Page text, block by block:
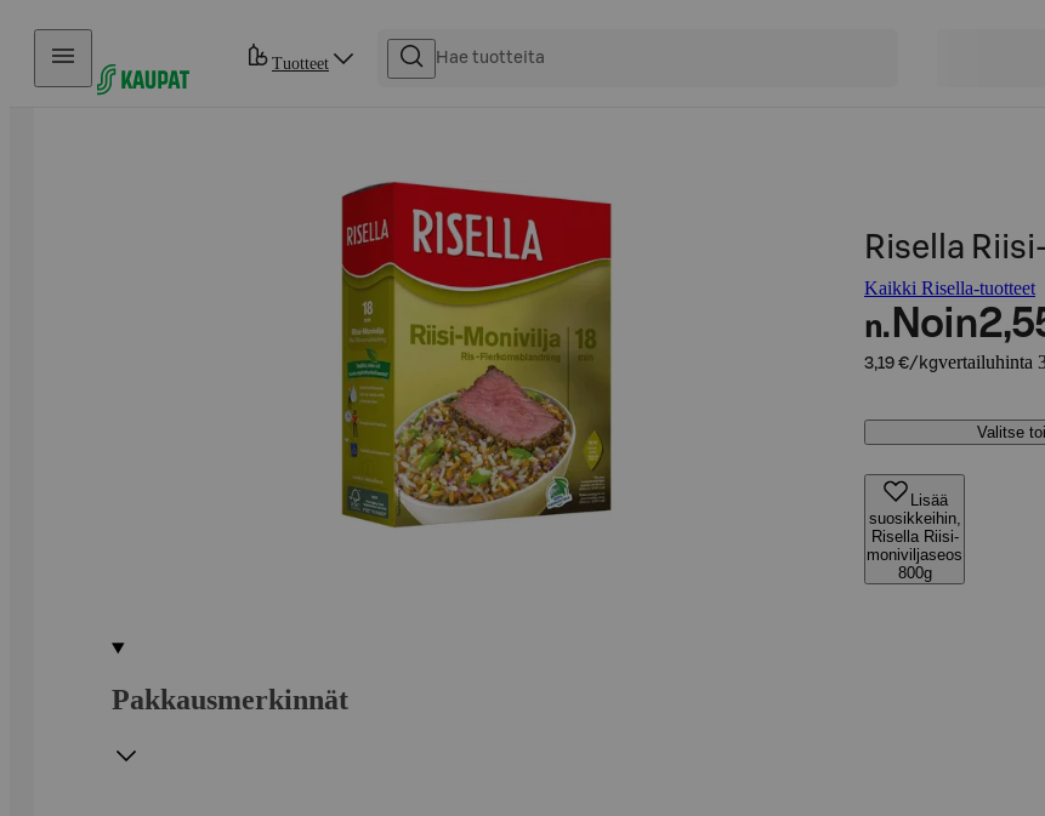
Hyppää sisältöön
Tuotteet
Risella
Kaikki Risella-tuotteet
n. Noin
3,19 €/kgvertailuhinta
Valitse
Lisää
suosikkeihin,
Risella Riisi-
moniviljaseos
800g
Pakkausmerkinnät